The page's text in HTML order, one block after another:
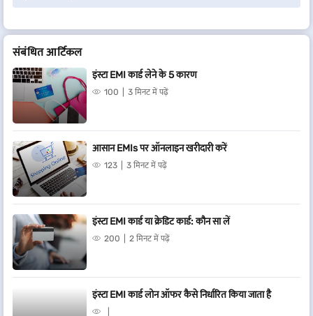
संबंधित आर्टिकल
इंस्टा EMI कार्ड लेने के 5 कारण
100 3 मिनट में पढ़ें
आसान EMIs पर ऑनलाइन खरीदारी करें
123 3 मिनट में पढ़ें
इंस्टा EMI कार्ड या क्रेडिट कार्ड: कौन सा लें
200 2 मिनट में पढ़ें
इंस्टा EMI कार्ड लोन ऑफर कैसे निर्धारित किया जाता है